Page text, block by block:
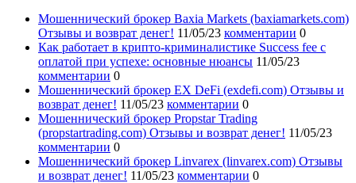
Мошеннический брокер Baxia Markets (baxiamarkets.com)
Отзывы и возврат денег! 11/05/23 комментарии 0
Как работает в крипто-криминалистике Success fee с
оплатой при успехе: основные нюансы 11/05/23
комментарии 0
Мошеннический брокер EX DeFi (exdefi.com) Отзывы и
возврат денег! 11/05/23 комментарии 0
Мошеннический брокер Propstar Trading
(propstartrading.com) Отзывы и возврат денег! 11/05/23
комментарии 0
Мошеннический брокер Linvarex (linvarex.com) Отзывы
и возврат денег! 11/05/23 комментарии 0